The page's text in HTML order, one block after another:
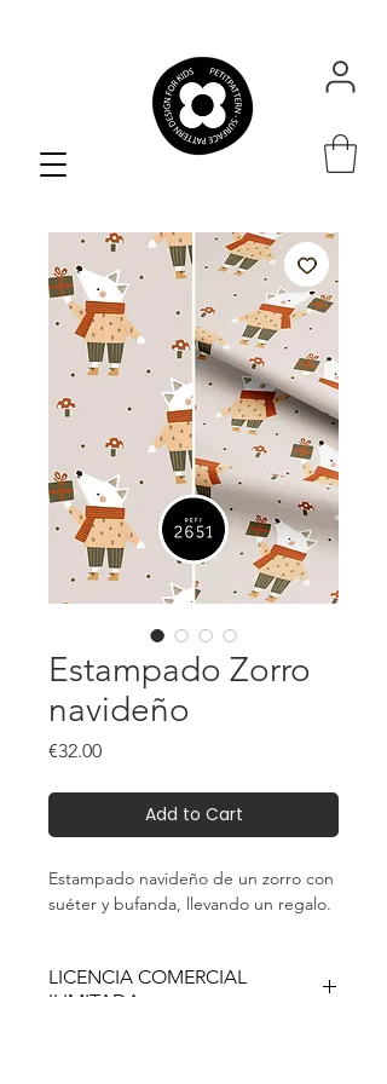
Estampado Zorro
navideño
€32.00Price
Add to Cart
Estampado navideño de un zorro con
suéter y bufanda, llevando un regalo.
LICENCIA COMERCIAL
ILIMITADA